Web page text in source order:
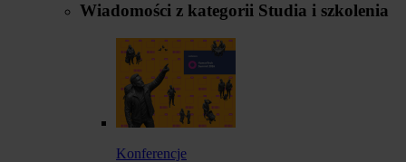
Wiadomości z kategorii Studia i szkolenia
Konferencje